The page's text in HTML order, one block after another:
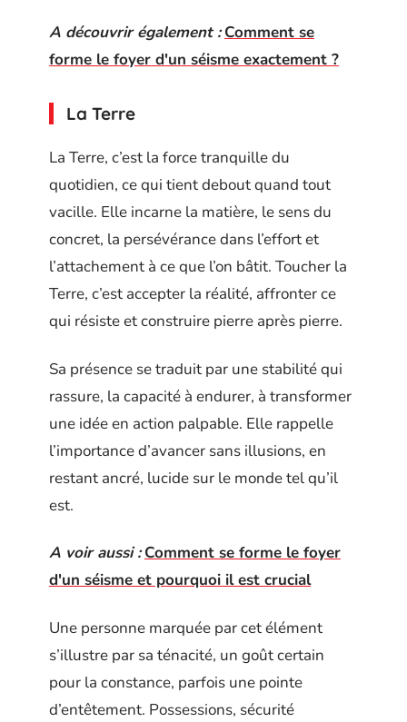
A découvrir également : Comment se
forme le foyer d'un séisme exactement ?
La Terre
La Terre, c’est la force tranquille du
quotidien, ce qui tient debout quand tout
vacille. Elle incarne la matière, le sens du
concret, la persévérance dans l’effort et
l’attachement à ce que l’on bâtit. Toucher la
Terre, c’est accepter la réalité, affronter ce
qui résiste et construire pierre après pierre.
Sa présence se traduit par une stabilité qui
rassure, la capacité à endurer, à transformer
une idée en action palpable. Elle rappelle
l’importance d’avancer sans illusions, en
restant ancré, lucide sur le monde tel qu’il
est.
A voir aussi : Comment se forme le foyer
d'un séisme et pourquoi il est crucial
Une personne marquée par cet élément
s’illustre par sa ténacité, un goût certain
pour la constance, parfois une pointe
d’entêtement. Possessions, sécurité